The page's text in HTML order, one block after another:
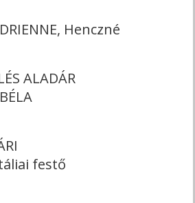
Henczné
ALADÁR
festő